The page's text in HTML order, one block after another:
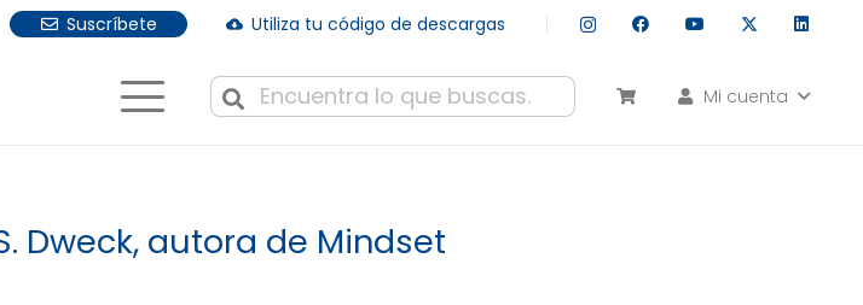
Suscríbete cloud_download Utiliza tu código de descargas
Mi cuenta
Dweck, autora de Mindset